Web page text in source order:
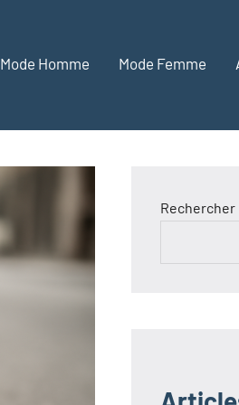
Mode Homme Mode Femme
Rechercher